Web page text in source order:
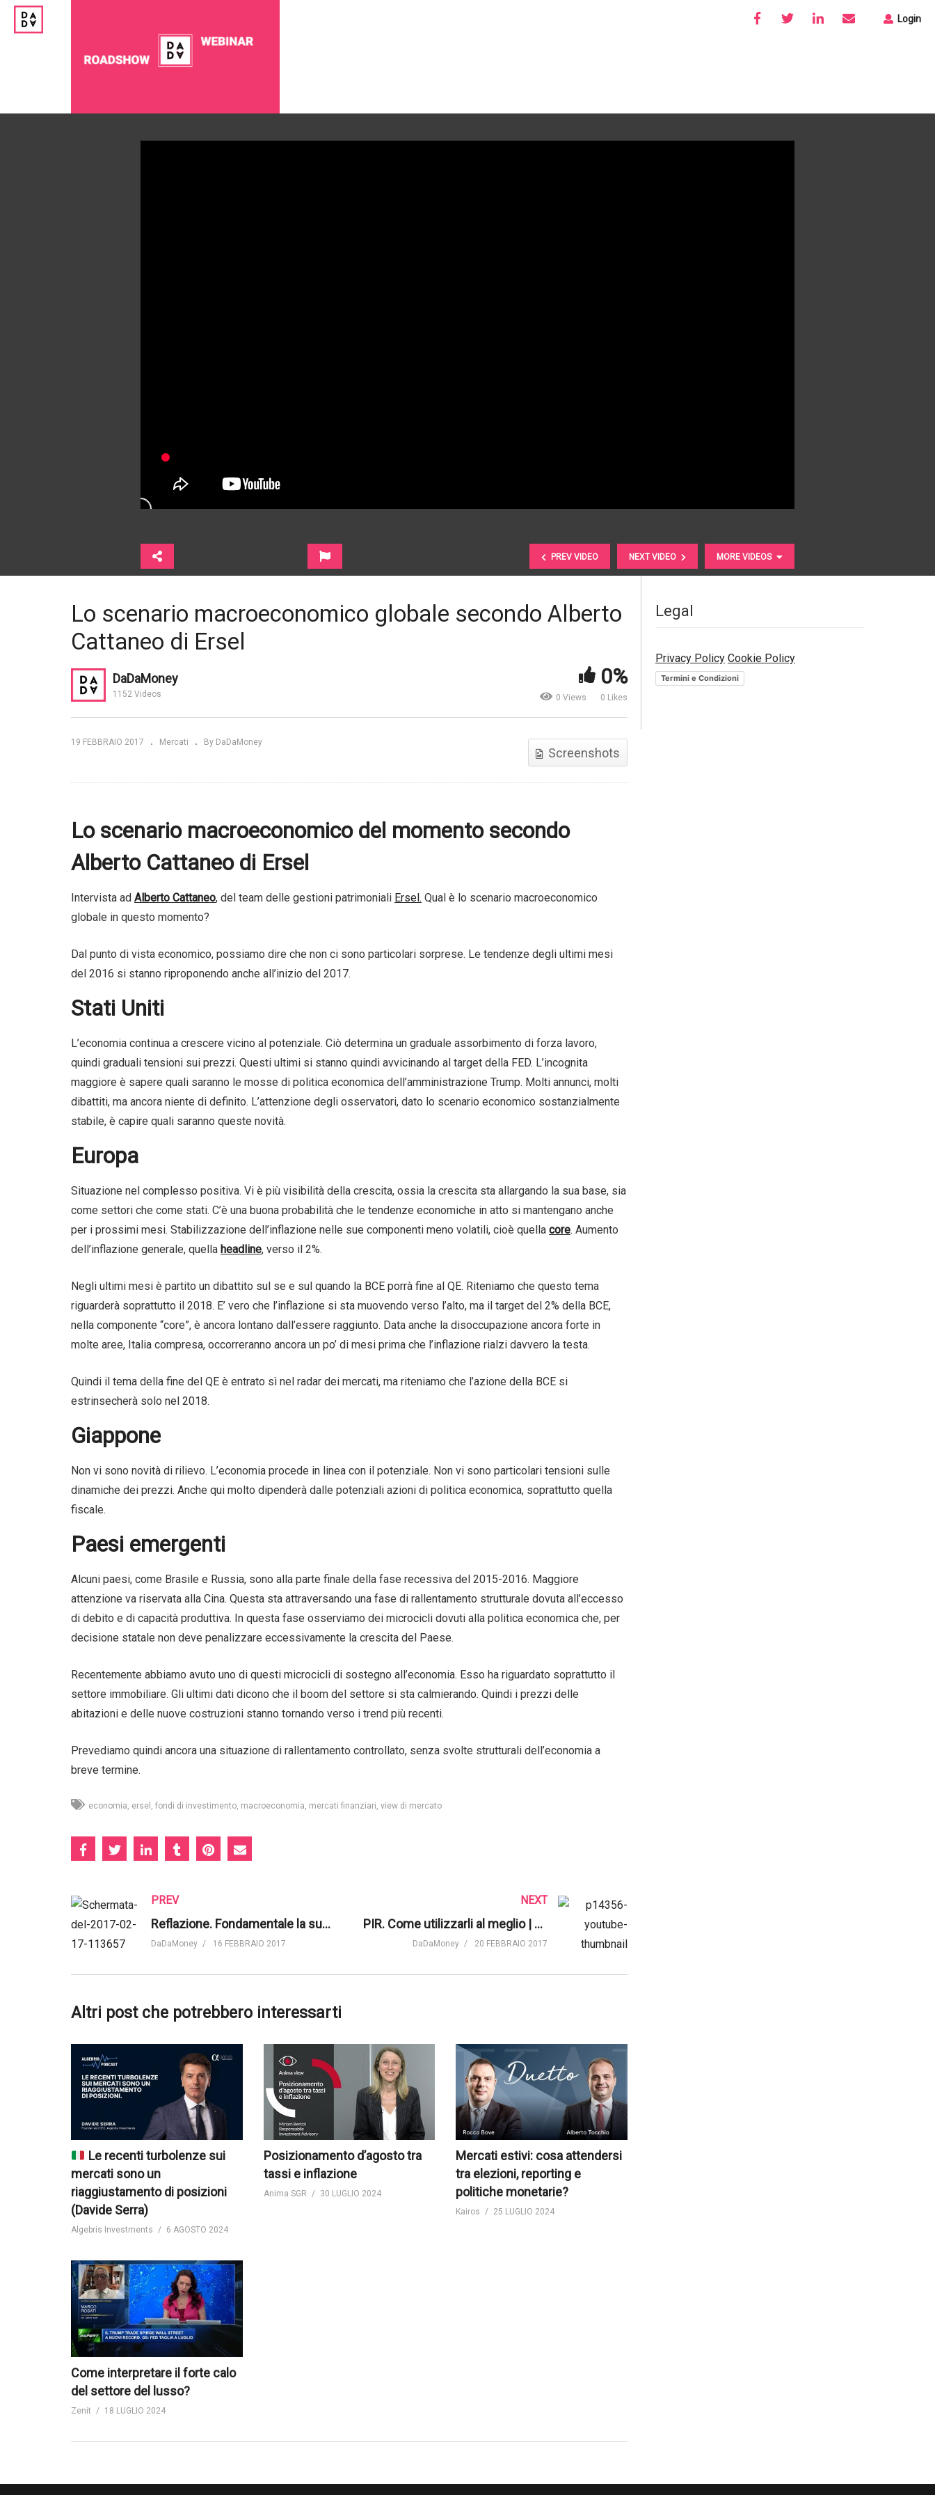
Login
PREV VIDEO NEXT VIDEO MORE VIDEOS
Mercati finanziari. La
Ersel
Ascosim. Le previsioni per il
2017 – Tavola rotonda
Lo scenario macroeconomico globale secondo Alberto
Cattaneo di Ersel
DaDaMoney
1152 Videos
0%
0 Views 0 Likes
19 FEBBRAIO 2017 Mercati By DaDaMoney
Screenshots
Lo scenario macroeconomico del momento secondo
Alberto Cattaneo di Ersel
Intervista ad Alberto Cattaneo, del team delle gestioni patrimoniali Ersel. Qual è lo scenario macroeconomico
globale in questo momento?
Dal punto di vista economico, possiamo dire che non ci sono particolari sorprese. Le tendenze degli ultimi mesi
del 2016 si stanno riproponendo anche all’inizio del 2017.
Stati Uniti
L’economia continua a crescere vicino al potenziale. Ciò determina un graduale assorbimento di forza lavoro,
quindi graduali tensioni sui prezzi. Questi ultimi si stanno quindi avvicinando al target della FED. L’incognita
maggiore è sapere quali saranno le mosse di politica economica dell’amministrazione Trump. Molti annunci, molti
dibattiti, ma ancora niente di definito. L’attenzione degli osservatori, dato lo scenario economico sostanzialmente
stabile, è capire quali saranno queste novità.
Europa
Situazione nel complesso positiva. Vi è più visibilità della crescita, ossia la crescita sta allargando la sua base, sia
come settori che come stati. C’è una buona probabilità che le tendenze economiche in atto si mantengano anche
per i prossimi mesi. Stabilizzazione dell’inflazione nelle sue componenti meno volatili, cioè quella core. Aumento
dell’inflazione generale, quella headline, verso il 2%.
Negli ultimi mesi è partito un dibattito sul se e sul quando la BCE porrà fine al QE. Riteniamo che questo tema
riguarderà soprattutto il 2018. E’ vero che l’inflazione si sta muovendo verso l’alto, ma il target del 2% della BCE,
nella componente “core”, è ancora lontano dall’essere raggiunto. Data anche la disoccupazione ancora forte in
molte aree, Italia compresa, occorreranno ancora un po’ di mesi prima che l’inflazione rialzi davvero la testa.
Quindi il tema della fine del QE è entrato sì nel radar dei mercati, ma riteniamo che l’azione della BCE si
estrinsecherà solo nel 2018.
Giappone
Non vi sono novità di rilievo. L’economia procede in linea con il potenziale. Non vi sono particolari tensioni sulle
dinamiche dei prezzi. Anche qui molto dipenderà dalle potenziali azioni di politica economica, soprattutto quella
fiscale.
Paesi emergenti
Alcuni paesi, come Brasile e Russia, sono alla parte finale della fase recessiva del 2015-2016. Maggiore
attenzione va riservata alla Cina. Questa sta attraversando una fase di rallentamento strutturale dovuta all’eccesso
di debito e di capacità produttiva. In questa fase osserviamo dei microcicli dovuti alla politica economica che, per
decisione statale non deve penalizzare eccessivamente la crescita del Paese.
Recentemente abbiamo avuto uno di questi microcicli di sostegno all’economia. Esso ha riguardato soprattutto il
settore immobiliare. Gli ultimi dati dicono che il boom del settore si sta calmierando. Quindi i prezzi delle
abitazioni e delle nuove costruzioni stanno tornando verso i trend più recenti.
Prevediamo quindi ancora una situazione di rallentamento controllato, senza svolte strutturali dell’economia a
breve termine.
economia ersel fondi di investimento macroeconomia mercati finanziari view di mercato
PREV
Reflazione. Fondamentale la sua presenza | BlackRock
DaDaMoney 16 FEBBRAIO 2017
NEXT
PIR. Come utilizzarli al meglio | Banca Mediolanum
DaDaMoney 20 FEBBRAIO 2017
Altri post che potrebbero interessarti
Le recenti turbolenze sui
mercati sono un
riaggiustamento di posizioni
(Davide Serra)
Algebris Investments 6 AGOSTO 2024
Posizionamento d’agosto tra
tassi e inflazione
Anima SGR 30 LUGLIO 2024
Mercati estivi: cosa attendersi
tra elezioni, reporting e
politiche monetarie?
Kairos 25 LUGLIO 2024
Come interpretare il forte calo
del settore del lusso?
Zenit 18 LUGLIO 2024
Legal
Privacy Policy Cookie Policy
Termini e Condizioni